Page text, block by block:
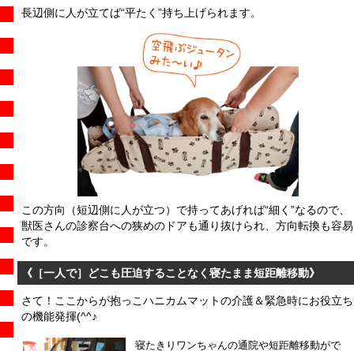
長辺側に人が立てば“平たく”持ち上げられます。
この方向（短辺側に人が立つ）で持ってあげれば“細く”なるので、
獣医さんの診察台への狭めのドアも通り抜けられ、方向転換も容易
です。
《［一人で］どこも圧迫することなく寝たまま短距離移動》
さて！ここからが抱っこハニカムマットの介護＆緊急時にお役立ち
の機能発揮(^^♪
寝たきりワンちゃんの通院や短距離移動がで